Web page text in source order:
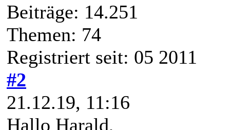
Beiträge: 14.251
Themen: 74
Registriert seit: 05 2011
#2
21.12.19, 11:16
Hallo Harald,